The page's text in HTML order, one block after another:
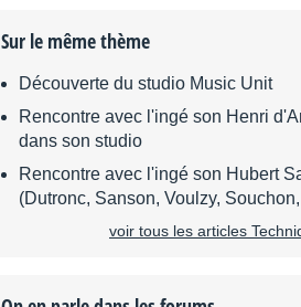
Sur le même thème
Découverte du studio Music Unit
Rencontre avec l'ingé son Henri
dans son studio
Rencontre avec l'ingé son Hubert
(Dutronc, Sanson, Voulzy,
voir tous les articles